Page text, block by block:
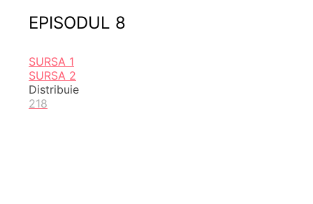
EPISODUL 8
SURSA 1
SURSA 2
Distribuie
218